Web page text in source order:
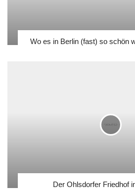
Wo es in Berlin (fast) so schön
Der Ohlsdorfer Friedhof